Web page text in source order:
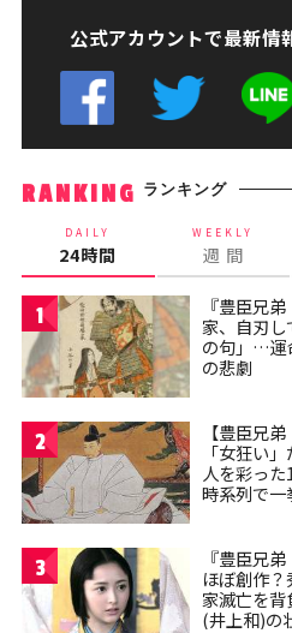
公式アカウントで最新情
RANKING ランキング
DAILY
24時間
WEEKLY
週 間
1
『豊臣兄
家、自刃
の句」…運
の悲劇
2
【豊臣兄
「女狂い
人を彩っ
時系列で一
3
『豊臣兄
ほぼ創作
家滅亡を背
(井上和)の